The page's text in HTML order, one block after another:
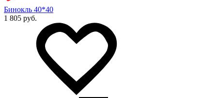
Бинокль 40*40
1 805 руб.